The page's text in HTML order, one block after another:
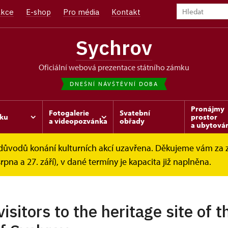
E-shop Pro média Kontakt
Sychrov
oficiální webová prezentace státního zámku
DNEŠNÍ NÁVŠTĚVNÍ DOBA
Fotogalerie
a videopozvánka
Svatební
obřady
Pronájmy
prostor
a
konání kulturních akcí uzavřena. Děkujeme vám
a 27. září), v dané termíny je kapacita již naplněna.
řád Návštěvní řády cizojazyčné
to the heritage site of